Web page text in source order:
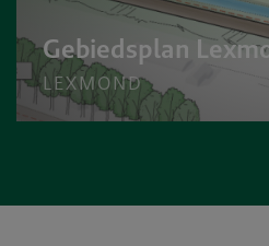
Gebiedsplan
LEXMOND